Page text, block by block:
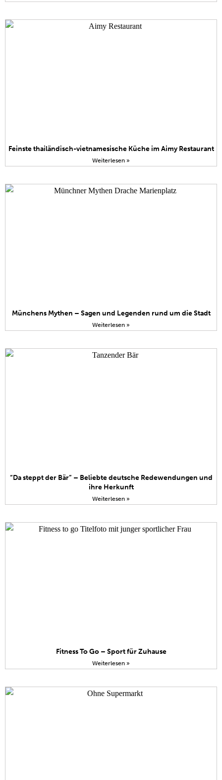
Feinste thailändisch-vietnamesische Küche im Aimy Restaurant
Weiterlesen »
Münchens Mythen – Sagen und Legenden rund um die Stadt
Weiterlesen »
“Da steppt der Bär” – Beliebte deutsche Redewendungen und
ihre Herkunft
Weiterlesen »
Fitness To Go – Sport für Zuhause
Weiterlesen »